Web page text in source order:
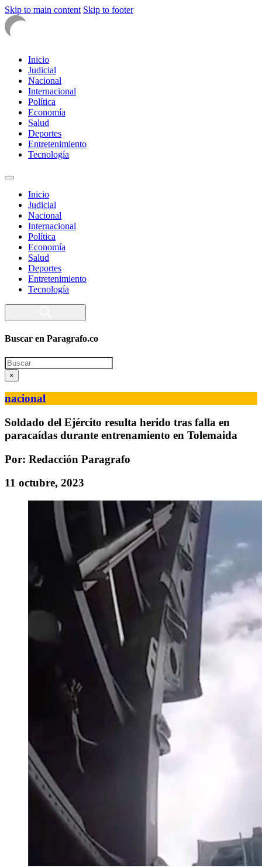
Skip to main content Skip to footer
Inicio
Judicial
Nacional
Internacional
Política
Economía
Salud
Deportes
Entretenimiento
Tecnología
Inicio
Judicial
Nacional
Internacional
Política
Economía
Salud
Deportes
Entretenimiento
Tecnología
Buscar en Paragrafo.co
Search
×
nacional
Soldado del Ejército resulta herido tras falla en
paracaídas durante entrenamiento en Tolemaida
Por: Redacción Paragrafo
11 octubre, 2023